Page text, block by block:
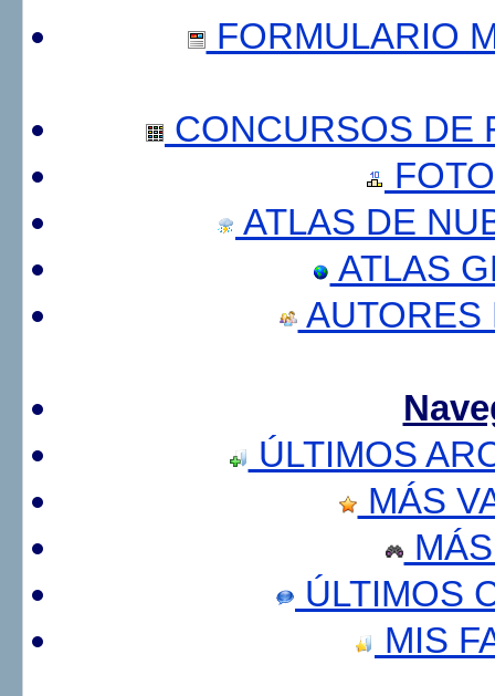
FORMULARIO
CONCURSOS DE
ATLAS DE
ATLAS
AUTORES
ÚLTIMOS
MÁS
ÚLTIMOS
MIS